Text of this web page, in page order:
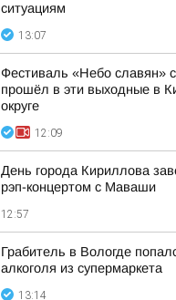
ситуациям
13:07
Фестиваль «Небо славян»
прошёл в эти выходные в
округе
12:09
День города Кириллова
рэп-концертом с Маваши
12:57
Грабитель в Вологде
алкоголя из супермаркета
13:14